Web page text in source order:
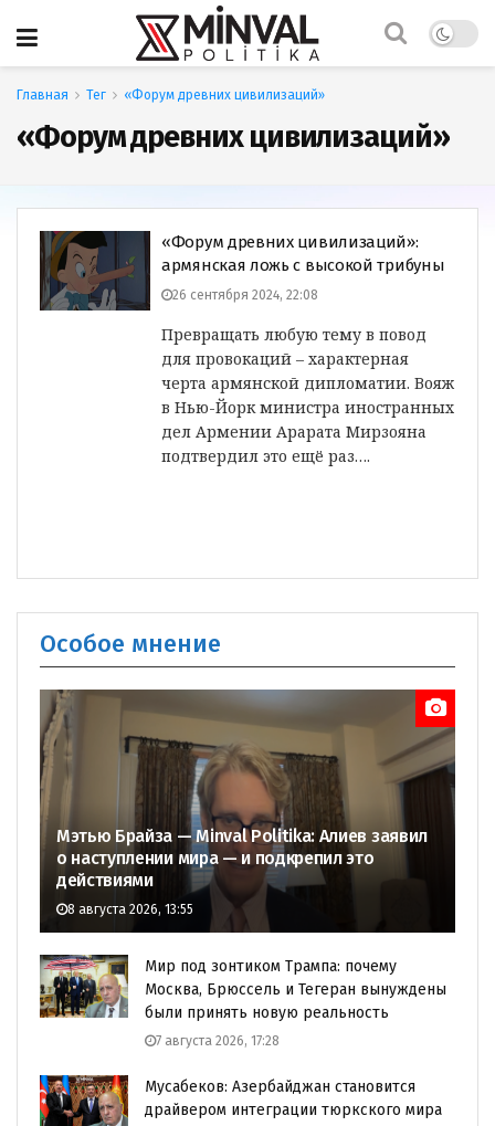
Главная Тег «Форум древних цивилизаций»
«Форум древних цивилизаций»
«Форум древних цивилизаций»:
армянская ложь с высокой трибуны
26 сентября 2024, 22:08
Превращать любую тему в повод
для провокаций – характерная
черта армянской дипломатии. Вояж
в Нью-Йорк министра иностранных
дел Армении Арарата Мирзояна
подтвердил это ещё раз….
Особое мнение
Мэтью Брайза — Minval Politika: Алиев заявил
о наступлении мира — и подкрепил это
действиями
8 августа 2026, 13:55
Мир под зонтиком Трампа: почему
Москва, Брюссель и Тегеран вынуждены
были принять новую реальность
7 августа 2026, 17:28
Мусабеков: Азербайджан становится
драйвером интеграции тюркского мира